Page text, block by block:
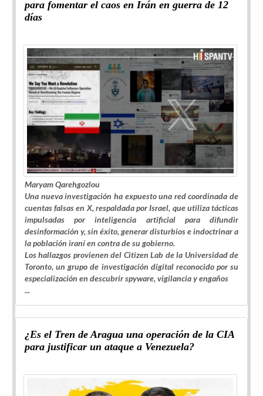
para fomentar el caos en Irán en guerra de 12
días
Maryam Qarehgozlou
Una nueva investigación ha expuesto una red coordinada de
cuentas falsas en X, respaldada por Israel, que utiliza tácticas
impulsadas por inteligencia artificial para difundir
desinformación y, sin éxito, generar disturbios e indoctrinar a
la población iraní en contra de su gobierno.
Los hallazgos provienen del Citizen Lab de la Universidad de
Toronto, un grupo de investigación digital reconocido por su
especialización en descubrir spyware, vigilancia y engaños
...
¿Es el Tren de Aragua una operación de la CIA
para justificar un ataque a Venezuela?